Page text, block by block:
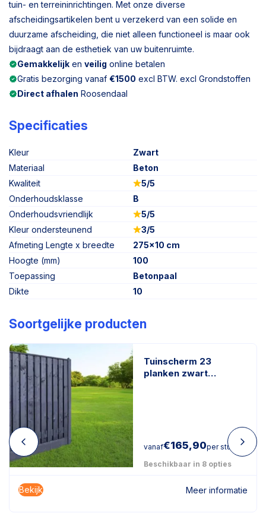
tuin- en terreininrichtingen. Met onze diverse
afscheidingsartikelen bent u verzekerd van een solide en
duurzame afscheiding, die niet alleen functioneel is maar ook
bijdraagt aan de esthetiek van uw buitenruimte.
Gemakkelijk en veilig online betalen
Gratis bezorging vanaf €1500 excl BTW. excl Grondstoffen
Direct afhalen Roosendaal
Specificaties
Kleur
Zwart
Materiaal
Beton
Kwaliteit
5/5
Onderhoudsklasse
B
Onderhoudsvriendlijk
5/5
Kleur ondersteunend
3/5
Afmeting Lengte x breedte
275x10 cm
Hoogte (mm)
100
Toepassing
Betonpaal
Dikte
10
Soortgelijke producten
Tuinscherm 23
planken zwart
vanaf€165,90per stuk
Beschikbaar in 8 opties
Bekijk Meer informatie